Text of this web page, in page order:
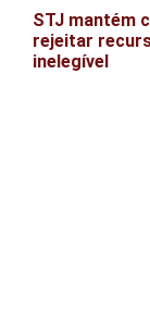
STJ mantém
rejeitar
inelegível